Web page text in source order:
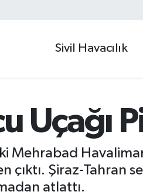
Sivil Havacılık
Uçağı
Mehrabad
çıktı. Şiraz-
atlattı.